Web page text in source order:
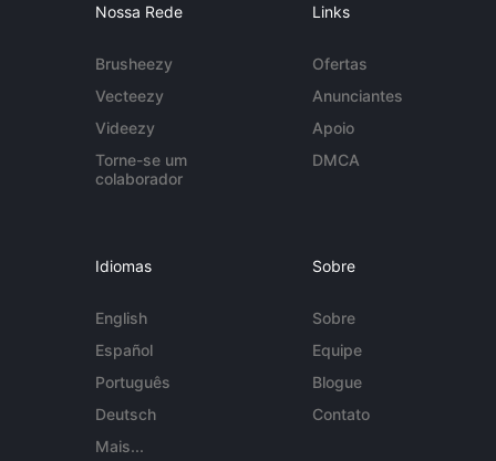
Nossa Rede
Brusheezy
Vecteezy
Videezy
Torne-se um
colaborador
Links
Ofertas
Anunciantes
Apoio
DMCA
Idiomas
English
Español
Português
Deutsch
Mais...
Sobre
Sobre
Equipe
Blogue
Contato